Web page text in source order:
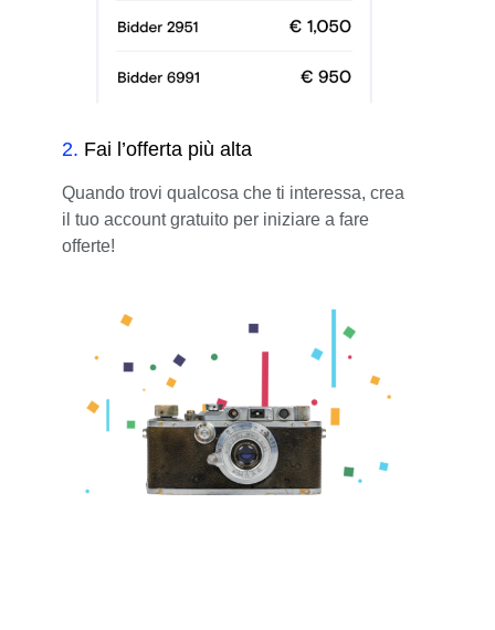
2. Fai l’offerta più alta
Quando trovi qualcosa che ti interessa, crea
il tuo account gratuito per iniziare a fare
offerte!